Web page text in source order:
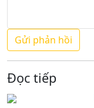
Đọc tiếp